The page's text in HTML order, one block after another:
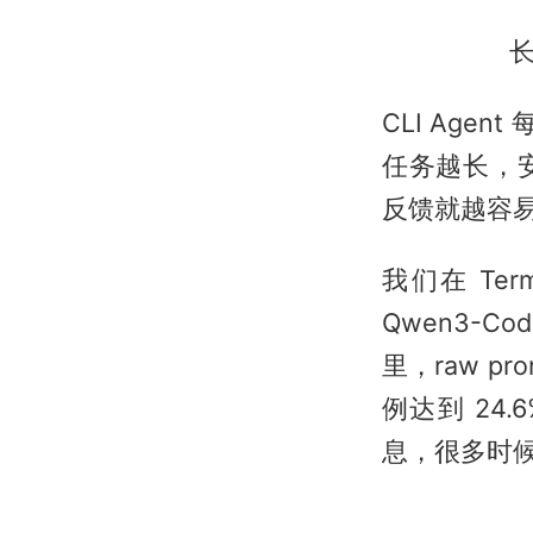
CLI Agent
任务越长，
反馈就越容
我们在
Qwen3-
里，raw
例达到
息，很多时